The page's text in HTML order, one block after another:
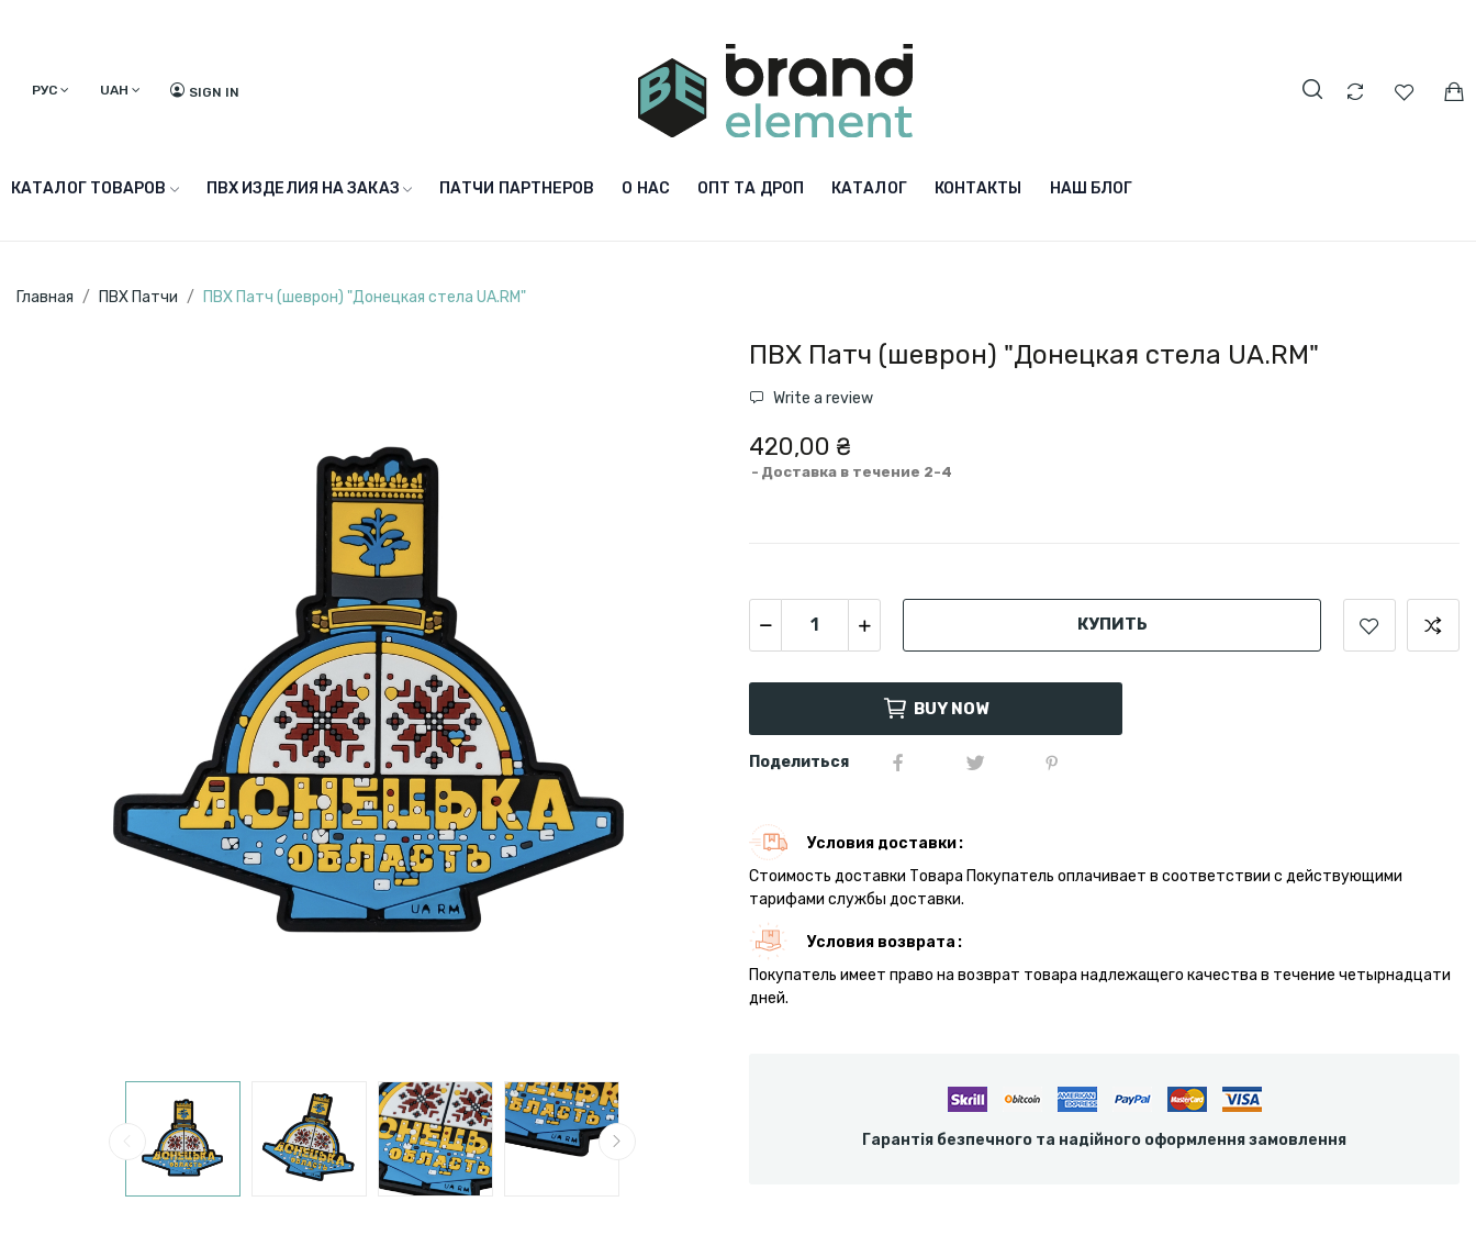
РУС UAH SIGN IN
КАТАЛОГ ТОВАРОВ ПВХ ИЗДЕЛИЯ НА ЗАКАЗ ПАТЧИ ПАРТНЕРОВ О НАС ОПТ ТА ДРОП КАТАЛОГ КОНТАКТЫ НАШ БЛОГ
Главная ПВХ Патчи ПВХ Патч (шеврон) "Донецкая стела UA.RM"
ПВХ Патч (шеврон) "Донецкая стела UA.RM"
Write a review
420,00 ₴
Доставка в течение 2-4
КУПИТЬ
BUY NOW
Поделиться
Условия доставки
Стоимость доставки Товара Покупатель оплачивает в соответствии с действующими
тарифами службы доставки.
Условия возврата
Покупатель имеет право на возврат товара надлежащего качества в течение четырнадцати
дней.
Гарантія безпечного та надійного оформлення замовлення